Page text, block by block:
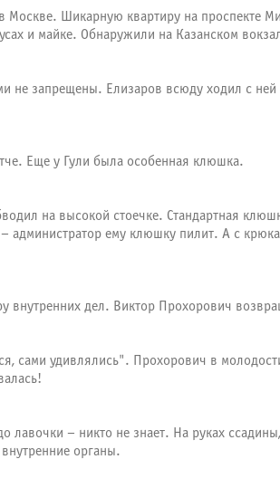
Шикарную квартиру на проспекте
и майке. Обнаружили на Казанском
не запрещены. Елизаров всюду ходил с
Еще у Гули была особенная клюшка.
на высокой стоечке. Стандартная
администратор ему клюшку пилит. А с
внутренних дел. Виктор Прохорович
удивлялись". Прохорович в
– никто не знает. На руках
органы.